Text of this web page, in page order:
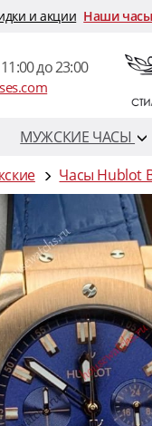
и акции Наши
до 23:00
МУЖСКИЕ ЧАСЫ
Часы Hublot